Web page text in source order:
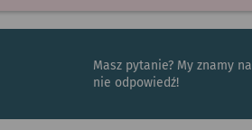
Masz pytanie? My znamy na
nie odpowiedź!